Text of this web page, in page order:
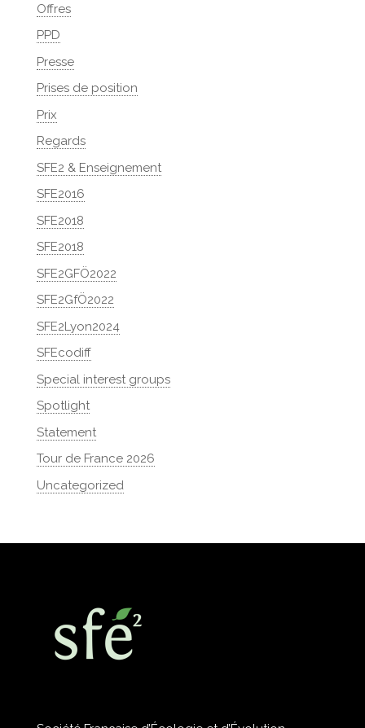
Offres
PPD
Presse
Prises de position
Prix
Regards
SFE2 & Enseignement
SFE2016
SFE2018
SFE2018
SFE2GFÖ2022
SFE2GfÖ2022
SFE2Lyon2024
SFEcodiff
Special interest groups
Spotlight
Statement
Tour de France 2026
Uncategorized